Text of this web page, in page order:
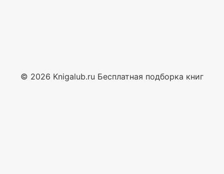
© 2026 Knigalub.ru Бесплатная подборка книг